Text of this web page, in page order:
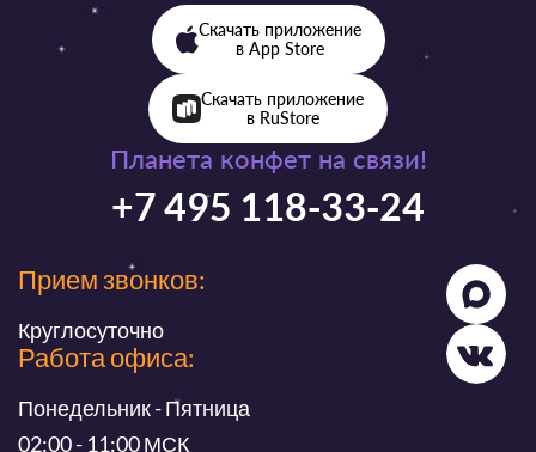
Планета конфет на связи!
+7 495 118-33-24
Прием звонков:
Круглосуточно
Работа офиса:
Понедельник - Пятница
02:00 - 11:00 МСК
Скачать приложение
в App Store
Скачать приложение
в RuStore